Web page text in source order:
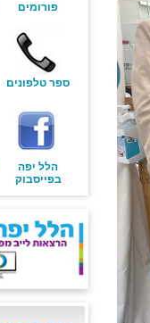
פורומים
ספר טלפונים
הלל יפה
בפייסבוק